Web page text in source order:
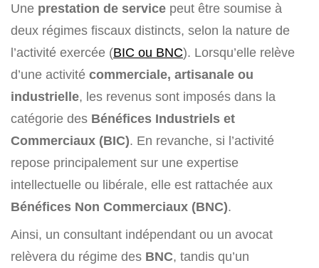
Une prestation de service peut être soumise à
deux régimes fiscaux distincts, selon la nature de
l’activité exercée (BIC ou BNC). Lorsqu’elle relève
d’une activité commerciale, artisanale ou
industrielle, les revenus sont imposés dans la
catégorie des Bénéfices Industriels et
Commerciaux (BIC). En revanche, si l’activité
repose principalement sur une expertise
intellectuelle ou libérale, elle est rattachée aux
Bénéfices Non Commerciaux (BNC).
Ainsi, un consultant indépendant ou un avocat
relèvera du régime des BNC, tandis qu’un